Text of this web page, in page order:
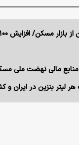
منابع مالی نهضت ملی
لیتر بنزین در ایران و